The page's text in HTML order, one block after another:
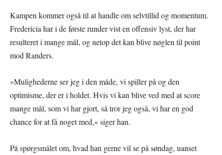
Kampen kommer også til at handle om selvtillid og momentum.
Fredericia har i de første runder vist en offensiv lyst, der har
resulteret i mange mål, og netop det kan blive nøglen til point
mod Randers.
»Mulighederne ser jeg i den måde, vi spiller på og den
optimisme, der er i holdet. Hvis vi kan blive ved med at score
mange mål, som vi har gjort, så tror jeg også, vi har en god
chance for at få noget med,« siger han.
På spørgsmålet om, hvad han gerne vil se på søndag, uanset